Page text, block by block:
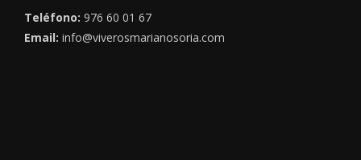
Teléfono: 976 60 01 67
Email: info@viverosmarianosoria.com